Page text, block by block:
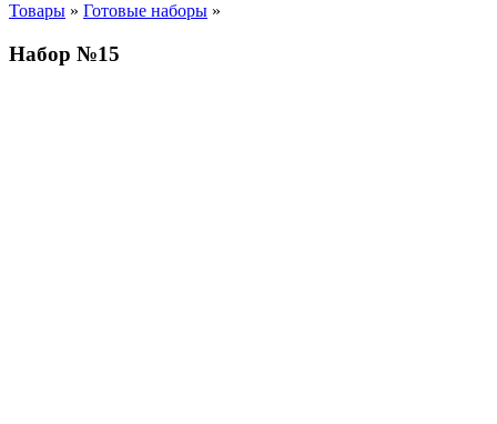
Товары » Готовые наборы »
Набор №15